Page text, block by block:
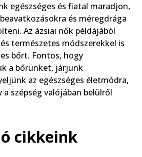
egészséges és fiatal maradjon,
és méregdrága
Az ázsiai nők példájából
természetes módszerekkel is
bőrt. Fontos, hogy
a bőrünket, járjunk
az egészséges életmódra,
szépség valójában belülről
cikkeink